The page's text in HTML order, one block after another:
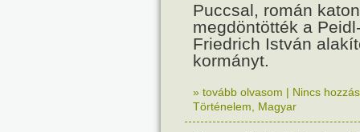
Puccsal, román
megdöntötték a
Friedrich István
kormányt.
» tovább olvasom | Nincs
Történelem
Magyar